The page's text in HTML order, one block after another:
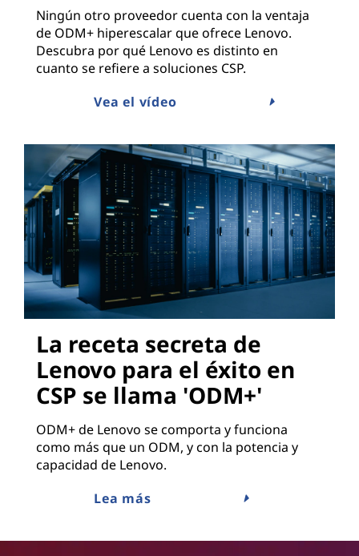
Ningún otro proveedor cuenta con la ventaja
de ODM+ hiperescalar que ofrece Lenovo.
Descubra por qué Lenovo es distinto en
cuanto se refiere a soluciones CSP.
Vea el vídeo
La receta secreta de
Lenovo para el éxito en
CSP se llama 'ODM+'
ODM+ de Lenovo se comporta y funciona
como más que un ODM, y con la potencia y
capacidad de Lenovo.
Lea más